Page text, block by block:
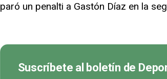
paró un penalti a Gastón Díaz en la
Suscríbete al boletín de